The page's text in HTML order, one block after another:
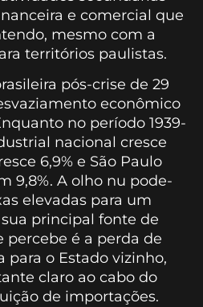
e comercial que
mesmo com a
territórios paulistas.
pós-crise de 29
econômico
no período 1939-
nacional cresce
6,9% e São Paulo
9,8%. A olho nu pode-
elevadas para um
principal fonte de
percebe é a perda de
o Estado vizinho,
claro ao cabo do
de importações.